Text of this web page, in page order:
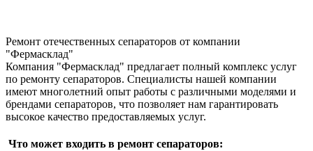
Ремонт отечественных сепараторов от компании
"Фермасклад"
Компания "Фермасклад" предлагает полный комплекс услуг
по ремонту сепараторов. Специалисты нашей компании
имеют многолетний опыт работы с различными моделями и
брендами сепараторов, что позволяет нам гарантировать
высокое качество предоставляемых услуг.
Что может входить в ремонт сепараторов: